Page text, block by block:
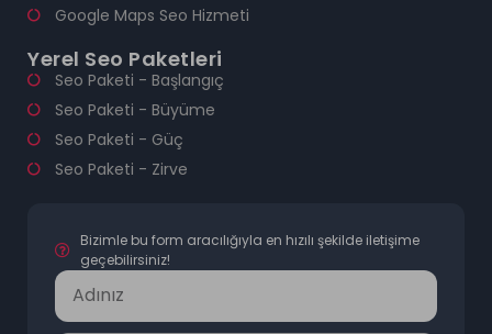
Google Maps Seo Hizmeti
Yerel Seo Paketleri
Seo Paketi - Başlangıç
Seo Paketi - Büyüme
Seo Paketi - Güç
Seo Paketi - Zirve
Bizimle bu form aracılığıyla en hızılı şekilde iletişime
geçebilirsiniz!